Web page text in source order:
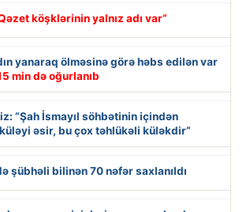
köşklərinin yalnız adı var”
yanaraq ölməsinə görə həbs edilən var
min də oğurlanıb
“Şah İsmayıl söhbətinin içindən
əsir, bu çox təhlükəli küləkdir”
şübhəli bilinən 70 nəfər saxlanıldı